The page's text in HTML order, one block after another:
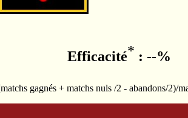
Efficacité* : --%
gagnés + matchs nuls /2 - abandons/2)/